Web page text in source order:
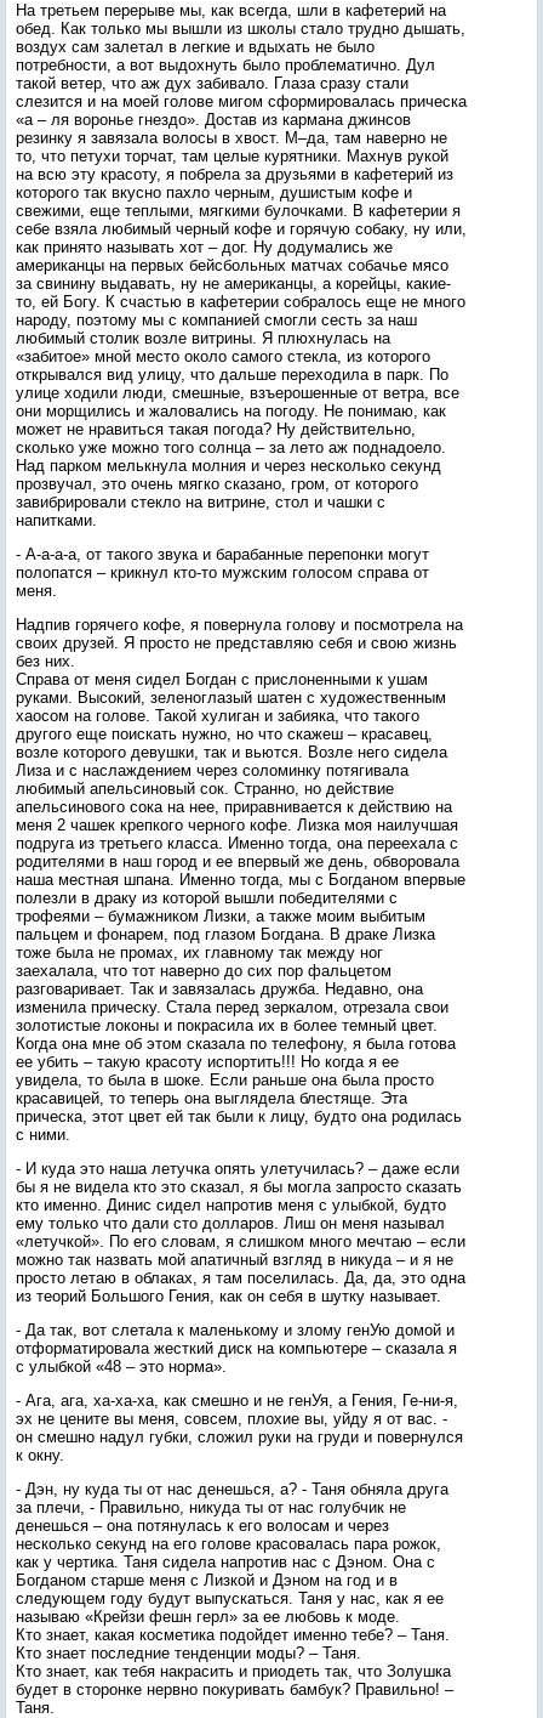
На третьем перерыве мы, как всегда, шли в кафетерий на
обед. Как только мы вышли из школы стало трудно дышать,
воздух сам залетал в легкие и вдыхать не было
потребности, а вот выдохнуть было проблематично. Дул
такой ветер, что аж дух забивало. Глаза сразу стали
слезится и на моей голове мигом сформировалась прическа
«а – ля воронье гнездо». Достав из кармана джинсов
резинку я завязала волосы в хвост. М–да, там наверно не
то, что петухи торчат, там целые курятники. Махнув рукой
на всю эту красоту, я побрела за друзьями в кафетерий из
которого так вкусно пахло черным, душистым кофе и
свежими, еще теплыми, мягкими булочками. В кафетерии я
себе взяла любимый черный кофе и горячую собаку, ну или,
как принято называть хот – дог. Ну додумались же
американцы на первых бейсбольных матчах собачье мясо
за свинину выдавать, ну не американцы, а корейцы, какие-
то, ей Богу. К счастью в кафетерии собралось еще не много
народу, поэтому мы с компанией смогли сесть за наш
любимый столик возле витрины. Я плюхнулась на
«забитое» мной место около самого стекла, из которого
открывался вид улицу, что дальше переходила в парк. По
улице ходили люди, смешные, взъерошенные от ветра, все
они морщились и жаловались на погоду. Не понимаю, как
может не нравиться такая погода? Ну действительно,
сколько уже можно того солнца – за лето аж поднадоело.
Над парком мелькнула молния и через несколько секунд
прозвучал, это очень мягко сказано, гром, от которого
завибрировали стекло на витрине, стол и чашки с
напитками.
- А-а-а-а, от такого звука и барабанные перепонки могут
полопатся – крикнул кто-то мужским голосом справа от
меня.
Надпив горячего кофе, я повернула голову и посмотрела на
своих друзей. Я просто не представляю себя и свою жизнь
без них.
Справа от меня сидел Богдан с прислоненными к ушам
руками. Высокий, зеленоглазый шатен с художественным
хаосом на голове. Такой хулиган и забияка, что такого
другого еще поискать нужно, но что скажеш – красавец,
возле которого девушки, так и вьются. Возле него сидела
Лиза и с наслаждением через соломинку потягивала
любимый апельсиновый сок. Странно, но действие
апельсинового сока на нее, приравнивается к действию на
меня 2 чашек крепкого черного кофе. Лизка моя наилучшая
подруга из третьего класса. Именно тогда, она переехала с
родителями в наш город и ее впервый же день, обворовала
наша местная шпана. Именно тогда, мы с Богданом впервые
полезли в драку из которой вышли победителями с
трофеями – бумажником Лизки, а также моим выбитым
пальцем и фонарем, под глазом Богдана. В драке Лизка
тоже была не промах, их главному так между ног
заехалала, что тот наверно до сих пор фальцетом
разговаривает. Так и завязалась дружба. Недавно, она
изменила прическу. Стала перед зеркалом, отрезала свои
золотистые локоны и покрасила их в более темный цвет.
Когда она мне об этом сказала по телефону, я была готова
ее убить – такую красоту испортить!!! Но когда я ее
увидела, то была в шоке. Если раньше она была просто
красавицей, то теперь она выглядела блестяще. Эта
прическа, этот цвет ей так были к лицу, будто она родилась
с ними.
- И куда это наша летучка опять улетучилась? – даже если
бы я не видела кто это сказал, я бы могла запросто сказать
кто именно. Динис сидел напротив меня с улыбкой, будто
ему только что дали сто долларов. Лиш он меня называл
«летучкой». По его словам, я слишком много мечтаю – если
можно так назвать мой апатичный взгляд в никуда – и я не
просто летаю в облаках, я там поселилась. Да, да, это одна
из теорий Большого Гения, как он себя в шутку называет.
- Да так, вот слетала к маленькому и злому генУю домой и
отформатировала жесткий диск на компьютере – сказала я
с улыбкой «48 – это норма».
- Ага, ага, ха-ха-ха, как смешно и не генУя, а Гения, Ге-ни-я,
эх не цените вы меня, совсем, плохие вы, уйду я от вас. -
он смешно надул губки, сложил руки на груди и повернулся
к окну.
- Дэн, ну куда ты от нас денешься, а? - Таня обняла друга
за плечи, - Правильно, никуда ты от нас голубчик не
денешься – она потянулась к его волосам и через
несколько секунд на его голове красовалась пара рожок,
как у чертика. Таня сидела напротив нас с Дэном. Она с
Богданом старше меня с Лизкой и Дэном на год и в
следующем году будут выпускаться. Таня у нас, как я ее
называю «Крейзи фешн герл» за ее любовь к моде.
Кто знает, какая косметика подойдет именно тебе? – Таня.
Кто знает последние тенденции моды? – Таня.
Кто знает, как тебя накрасить и приодеть так, что Золушка
будет в сторонке нервно покуривать бамбук? Правильно! –
Таня.